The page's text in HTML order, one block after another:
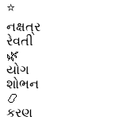
⭐
નક્ષત્ર
રેવતી
🌿
યોગ
શોભન
📿
કરણ